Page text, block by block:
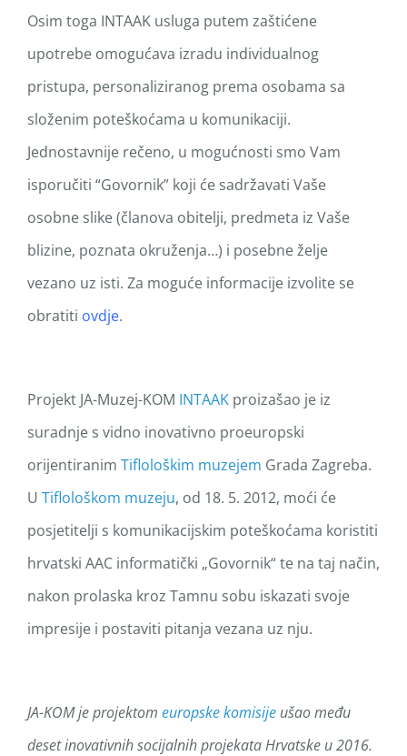
Osim toga INTAAK usluga putem zaštićene
upotrebe omogućava izradu individualnog
pristupa, personaliziranog prema osobama sa
složenim poteškoćama u komunikaciji.
Jednostavnije rečeno, u mogućnosti smo Vam
isporučiti “Govornik” koji će sadržavati Vaše
osobne slike (članova obitelji, predmeta iz Vaše
blizine, poznata okruženja…) i posebne želje
vezano uz isti. Za moguće informacije izvolite se
obratiti ovdje.
Projekt JA-Muzej-KOM INTAAK proizašao je iz
suradnje s vidno inovativno proeuropski
orijentiranim Tiflološkim muzejem Grada Zagreba.
U Tiflološkom muzeju, od 18. 5. 2012, moći će
posjetitelji s komunikacijskim poteškoćama koristiti
hrvatski AAC informatički „Govornik“ te na taj način,
nakon prolaska kroz Tamnu sobu iskazati svoje
impresije i postaviti pitanja vezana uz nju.
JA-KOM je projektom europske komisije ušao među
deset inovativnih socijalnih projekata Hrvatske u 2016.